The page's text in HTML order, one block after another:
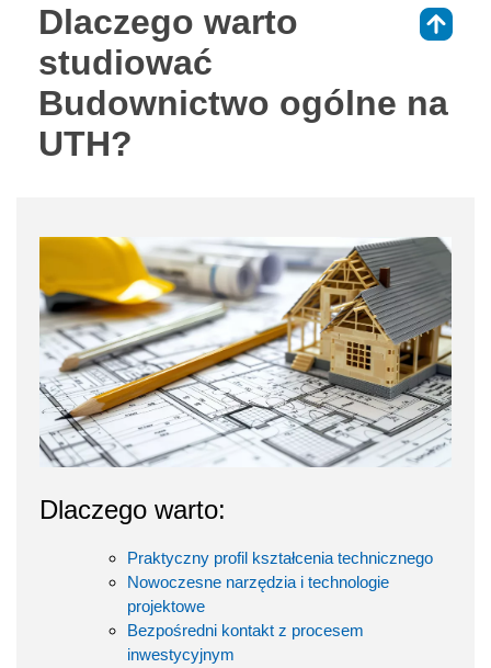
Dlaczego warto
studiować
Budownictwo ogólne na
UTH?
Dlaczego warto:
Praktyczny profil kształcenia technicznego
Nowoczesne narzędzia i technologie
projektowe
Bezpośredni kontakt z procesem
inwestycyjnym